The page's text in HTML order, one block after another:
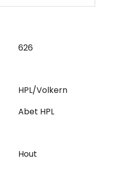
626
HPL/Volkern
Abet HPL
Hout